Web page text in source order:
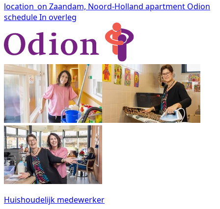
location_on Zaandam, Noord-Holland apartment Odion
scheduleIn overleg
Huishoudelijk medewerker